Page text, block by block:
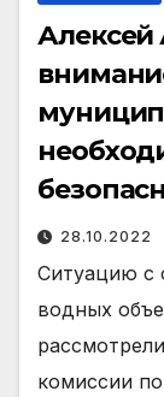
Алексей
28.10.2022
Ситуацию с
водных
комиссии